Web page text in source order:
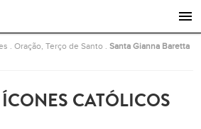
.Oração, Terço de Santo .Santa Gianna Baretta
CATÓLICOS